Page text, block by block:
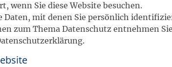
wenn Sie diese Website besuchen.
Daten, mit denen Sie persönlich
zum Thema Datenschutz entnehmen